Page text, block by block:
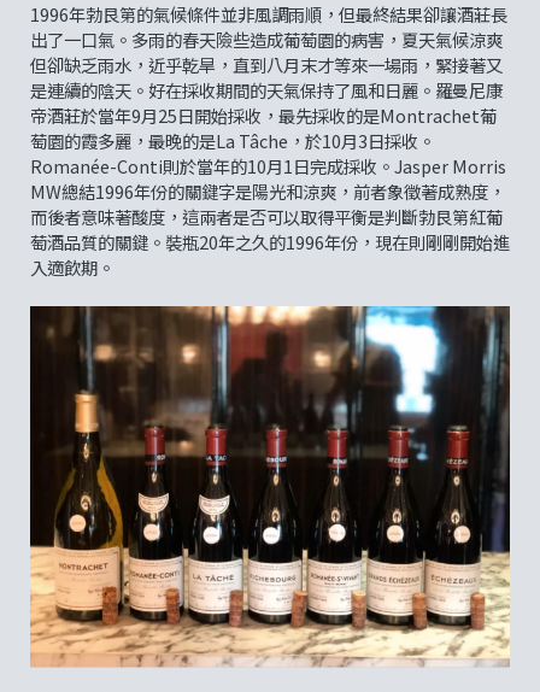
1996年勃艮第的氣候條件並非風調雨順，但最終結果卻讓酒莊長
出了一口氣。多雨的春天險些造成葡萄園的病害，夏天氣候涼爽
但卻缺乏雨水，近乎乾旱，直到八月末才等來一場雨，緊接著又
是連續的陰天。好在採收期間的天氣保持了風和日麗。羅曼尼康
帝酒莊於當年9月25日開始採收，最先採收的是Montrachet葡
萄園的霞多麗，最晚的是La Tâche，於10月3日採收。
Romanée-Conti則於當年的10月1日完成採收。Jasper Morris
MW總結1996年份的關鍵字是陽光和涼爽，前者象徵著成熟度，
而後者意味著酸度，這兩者是否可以取得平衡是判斷勃艮第紅葡
萄酒品質的關鍵。裝瓶20年之久的1996年份，現在則剛剛開始進
入適飲期。